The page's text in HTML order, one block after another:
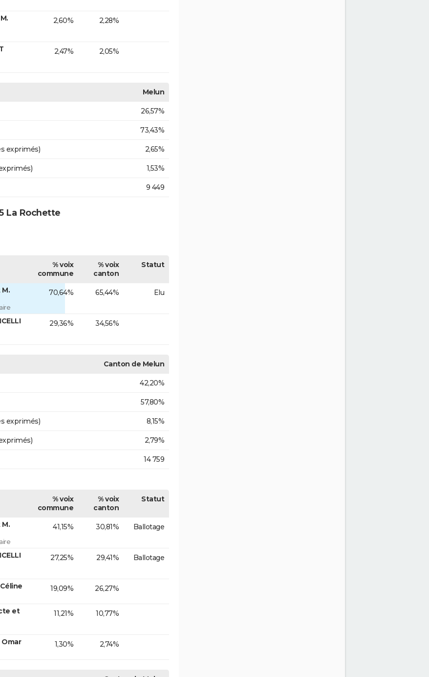
2,60% 2,28%
2,47% 2,05%
Melun
26,57%
73,43%
exprimés) 2,65%
1,53%
9 449
La Rochette
% voix
commune
% voix
canton
Statut
M.
70,64% 65,44% Elu
29,36% 34,56%
Canton de Melun
42,20%
57,80%
exprimés) 8,15%
2,79%
14 759
% voix
commune
% voix
canton
Statut
M.
41,15% 30,81% Ballotage
27,25% 29,41% Ballotage
19,09% 26,27%
et
11,21% 10,77%
Omar 1,30% 2,74%